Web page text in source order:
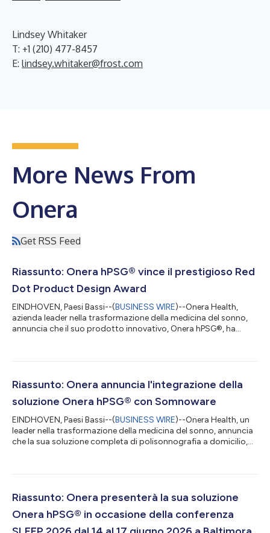
Lindsey Whitaker
T: +1 (210) 477-8457
E: lindsey.whitaker@frost.com
More News From
Onera
Get RSS Feed
Riassunto: Onera hPSG® vince il prestigioso Red
Dot Product Design Award
EINDHOVEN, Paesi Bassi--(BUSINESS WIRE)--Onera Health,
azienda leader nella trasformazione della medicina del sonno,
annuncia che il suo prodotto innovativo, Onera hPSG®, ha
l'eccezionale qualità del design e sottolinea l'impegno di Onera
dell'innovazione incentrata sul paziente. Il Red Dot Award, uno
Riassunto: Onera annuncia l'integrazione della
soluzione Onera hPSG® con Somnoware
EINDHOVEN, Paesi Bassi--(BUSINESS WIRE)--Onera Health, un
leader nella trasformazione della medicina del sonno, annuncia
che la sua soluzione completa di polisonnografia a domicilio,
integrazione consente ai clinici di condurre test di
comodamente possibile a casa propria, gestendo al contempo
l'intero flusso di lavoro in Somnowar...
Riassunto: Onera presenterà la sua soluzione
Onera hPSG® in occasione della conferenza